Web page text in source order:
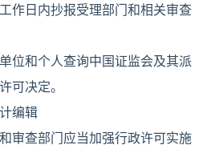
作日内抄报受理部门和相关审查
位和个人查询中国证监会及其派
可决定。
编辑
审查部门应当加强行政许可实施